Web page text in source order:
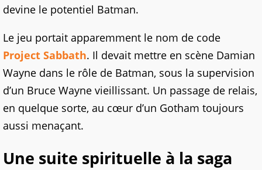
devine le potentiel Batman.
Le jeu portait apparemment le nom de code
Project Sabbath. Il devait mettre en scène Damian
Wayne dans le rôle de Batman, sous la supervision
d’un Bruce Wayne vieillissant. Un passage de relais,
en quelque sorte, au cœur d’un Gotham toujours
aussi menaçant.
Une suite spirituelle à la saga